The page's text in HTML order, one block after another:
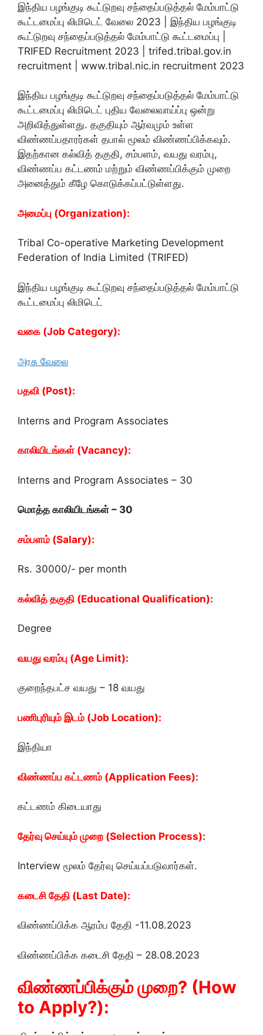
இந்திய பழங்குடி கூட்டுறவு சந்தைப்படுத்தல் மேம்பாட்டு
கூட்டமைப்பு லிமிடெட் வேலை 2023 | இந்திய பழங்குடி
கூட்டுறவு சந்தைப்படுத்தல் மேம்பாட்டு கூட்டமைப்பு |
TRIFED Recruitment 2023 | trifed.tribal.gov.in
recruitment | www.tribal.nic.in recruitment 2023
இந்திய பழங்குடி கூட்டுறவு சந்தைப்படுத்தல் மேம்பாட்டு
கூட்டமைப்பு லிமிடெட் புதிய வேலைவாய்ப்பு ஒன்று
அறிவித்துள்ளது. தகுதியும் ஆர்வமும் உள்ள
விண்ணப்பதாரர்கள் தபால் மூலம் விண்ணப்பிக்கவும்.
இதற்கான கல்வித் தகுதி, சம்பளம், வயது வரம்பு,
விண்ணப்ப கட்டணம் மற்றும் விண்ணப்பிக்கும் முறை
அனைத்தும் கீழே கொடுக்கப்பட்டுள்ளது.
அமைப்பு (Organization):
Tribal Co-operative Marketing Development
Federation of India Limited (TRIFED)
இந்திய பழங்குடி கூட்டுறவு சந்தைப்படுத்தல் மேம்பாட்டு
கூட்டமைப்பு லிமிடெட்
வகை (Job Category):
அரசு வேலை
பதவி (Post):
Interns and Program Associates
காலியிடங்கள் (Vacancy):
Interns and Program Associates – 30
மொத்த காலியிடங்கள் – 30
சம்பளம் (Salary):
Rs. 30000/- per month
கல்வித் தகுதி (Educational Qualification):
Degree
வயது வரம்பு (Age Limit):
குறைந்தபட்ச வயது – 18 வயது
பணிபுரியும் இடம் (Job Location):
இந்தியா
விண்ணப்ப கட்டணம் (Application Fees):
கட்டணம் கிடையாது
தேர்வு செய்யும் முறை (Selection Process):
Interview மூலம் தேர்வு செய்யப்படுவார்கள்.
கடைசி தேதி (Last Date):
விண்ணப்பிக்க ஆரம்ப தேதி -11.08.2023
விண்ணப்பிக்க கடைசி தேதி – 28.08.2023
விண்ணப்பிக்கும் முறை? (How
to Apply?):